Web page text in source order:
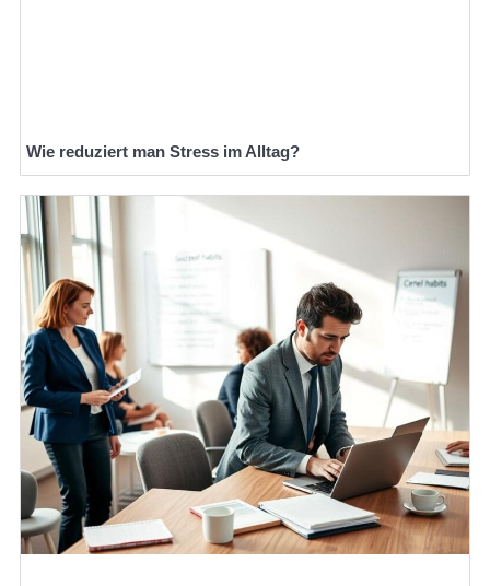
Wie reduziert man Stress im Alltag?